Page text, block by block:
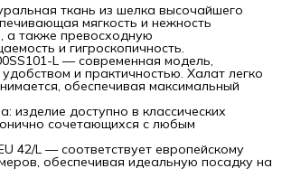
ткань из шелка высочайшего
мягкость и нежность
а также превосходную
и гигроскопичность.
L — современная модель,
и практичностью. Халат легко
обеспечивая максимальный
изделие доступно в классических
сочетающихся с любым
42/L — соответствует европейскому
обеспечивая идеальную посадку на